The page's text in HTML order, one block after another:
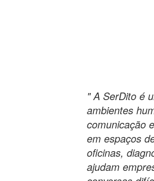
" A SerDito é
ambientes
comunicação
em espaços
oficinas,
ajudam